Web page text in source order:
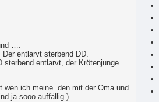
….
entlarvt sterbend DD.
sterbend entlarvt, der Krötenjunge
ich meine. den mit der Oma und
ja sooo auffällig.)